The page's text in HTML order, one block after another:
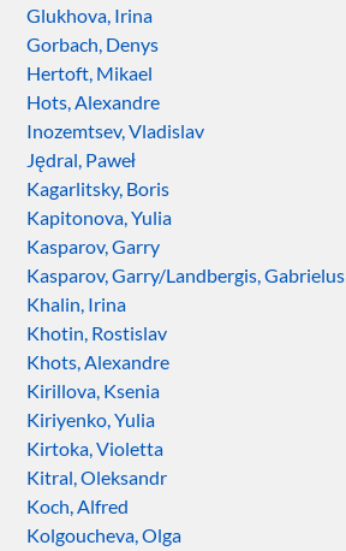
Glukhova, Irina
Gorbach, Denys
Hertoft, Mikael
Hots, Alexandre
Inozemtsev, Vladislav
Jędral, Paweł
Kagarlitsky, Boris
Kapitonova, Yulia
Kasparov, Garry
Kasparov, Garry/Landbergis, Gabrielus
Khalin, Irina
Khotin, Rostislav
Khots, Alexandre
Kirillova, Ksenia
Kiriyenko, Yulia
Kirtoka, Violetta
Kitral, Oleksandr
Koch, Alfred
Kolgoucheva, Olga